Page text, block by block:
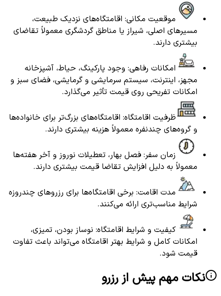
موقعیت مکانی: اقامتگاه‌های نزدیک طبیعت،
مسیرهای اصلی، شیراز یا مناطق گردشگری معمولاً تقاضای
بیشتری دارند.
امکانات رفاهی: وجود پارکینگ، حیاط، آشپزخانه
مجهز، اینترنت، سیستم سرمایشی و گرمایشی، فضای سبز و
امکانات تفریحی روی قیمت تأثیر می‌گذارد.
ظرفیت اقامتگاه: اقامتگاه‌های بزرگ‌تر برای خانواده‌ها
و گروه‌های چندنفره معمولاً هزینه بیشتری دارند.
زمان سفر: فصل بهار، تعطیلات نوروز و آخر هفته‌ها
معمولاً به دلیل افزایش تقاضا قیمت بیشتری دارند.
مدت اقامت: برخی اقامتگاه‌ها برای رزروهای چندروزه
شرایط مناسب‌تری ارائه می‌کنند.
کیفیت و شرایط اقامتگاه: نوساز بودن، تمیزی،
امکانات کامل و شرایط بهتر اقامتگاه می‌تواند باعث تفاوت
قیمت شود.
نکات مهم پیش از رزرو